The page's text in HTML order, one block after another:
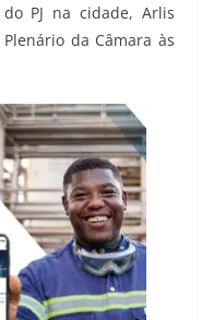
PJ na cidade, Arlis
da Câmara às